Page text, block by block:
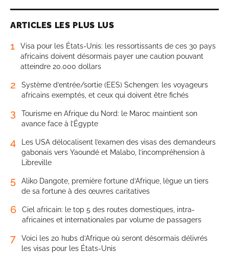
ARTICLES LES PLUS LUS
1
Visa pour les États-Unis: les ressortissants de ces 30 pays
africains doivent désormais payer une caution pouvant
atteindre 20.000 dollars
2
Système d’entrée/sortie (EES) Schengen: les voyageurs
africains exemptés, et ceux qui doivent être fichés
3
Tourisme en Afrique du Nord: le Maroc maintient son
avance face à l’Égypte
4
Les USA délocalisent l’examen des visas des demandeurs
gabonais vers Yaoundé et Malabo, l’incompréhension à
Libreville
5
Aliko Dangote, première fortune d’Afrique, lègue un tiers
de sa fortune à des œuvres caritatives
6
Ciel africain: le top 5 des routes domestiques, intra-
africaines et internationales par volume de passagers
7
Voici les 20 hubs d’Afrique où seront désormais délivrés
les visas pour les États-Unis